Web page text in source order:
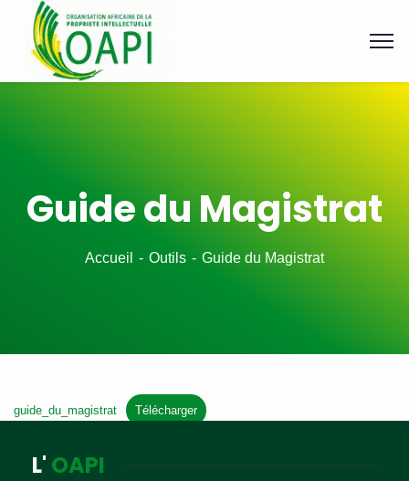
Guide du Magistrat
Accueil Outils Guide du Magistrat
guide_du_magistrat Télécharger
L' OAPI